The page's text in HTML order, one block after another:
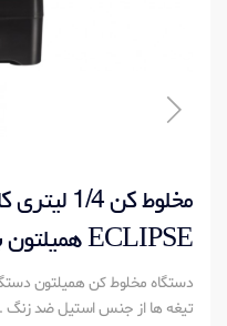
مخلوط کن 1/4
ECLIPSE همیلتون بیچ
دستگاه مخلوط کن همیلتون
تیغه ها از جنس استیل ضد زنگ .